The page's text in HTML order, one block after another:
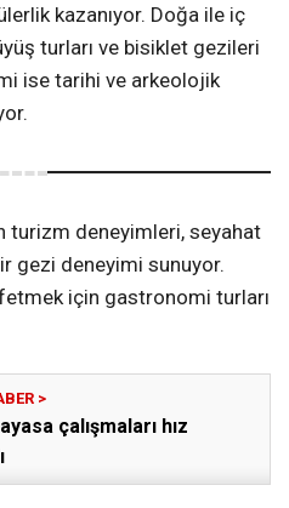
kazanıyor. Doğa ile iç
turları ve bisiklet gezileri
ise tarihi ve arkeolojik
turizm deneyimleri, seyahat
gezi deneyimi sunuyor.
için gastronomi turları
çalışmaları hız